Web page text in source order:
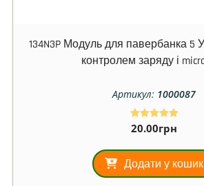
134N3P Модуль для павербанка 5
контролем заряду і
Артикул: 1000087
Оцінено в
5.00
20.00грн
Додати у кошик